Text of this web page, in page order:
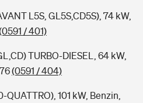
L5S, GL5S,CD5S), 74 kW,
/ 401)
TURBO-DIESEL, 64 kW,
(0591 / 404)
QUATTRO), 101 kW, Benzin,